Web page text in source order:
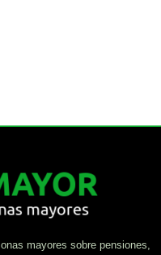
mayores sobre pensiones,